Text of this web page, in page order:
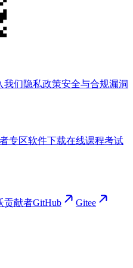
我们隐私政策安全与合规漏洞
专区软件下载在线课程考试
贡献者GitHub Gitee